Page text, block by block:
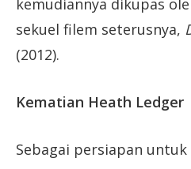
kemudiannya dikupas
sekuel filem seterusnya,
(2012).
Kematian Heath Ledger
Sebagai persiapan